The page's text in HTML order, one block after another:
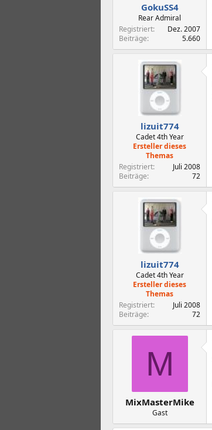
GokuSS4
Rear Admiral
Registriert
Dez. 2007
Beiträge
5.660
lizuit774
Cadet 4th Year
Ersteller dieses
Themas
Registriert
Juli 2008
Beiträge
72
lizuit774
Cadet 4th Year
Ersteller dieses
Themas
Registriert
Juli 2008
Beiträge
72
M
MixMasterMike
Gast